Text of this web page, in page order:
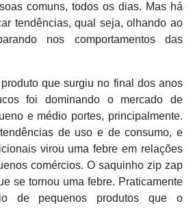
comuns, todos os dias. Mas há
tendências, qual seja, olhando ao
nos comportamentos das
que surgiu no final dos anos
foi dominando o mercado de
e médio portes, principalmente.
de uso e de consumo, e
virou uma febre em relações
comércios. O saquinho zip zap
se tornou uma febre. Praticamente
de pequenos produtos que o